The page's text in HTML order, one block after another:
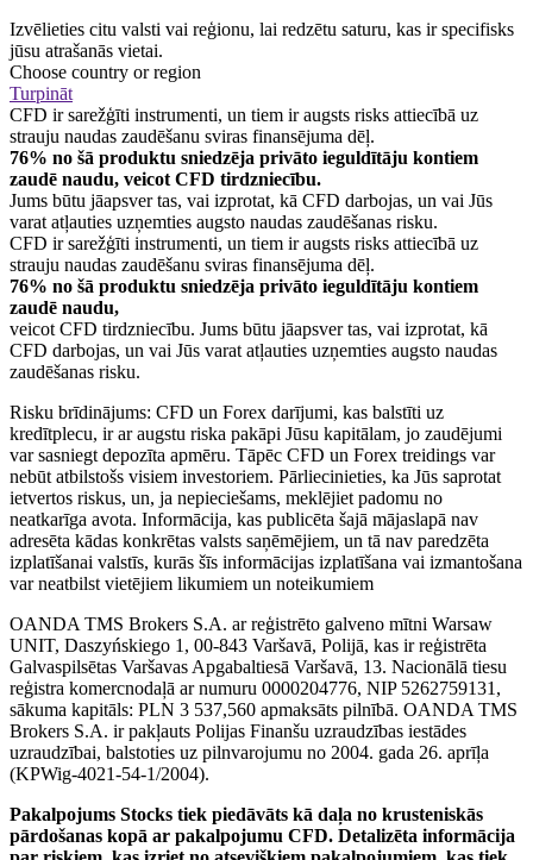
Izvēlieties citu valsti vai reģionu, lai redzētu saturu, kas ir specifisks
jūsu atrašanās vietai.
Choose country or region
Turpināt
CFD ir sarežģīti instrumenti, un tiem ir augsts risks attiecībā uz
strauju naudas zaudēšanu sviras finansējuma dēļ.
76% no šā produktu sniedzēja privāto ieguldītāju kontiem
zaudē naudu, veicot CFD tirdzniecību.
Jums būtu jāapsver tas, vai izprotat, kā CFD darbojas, un vai Jūs
varat atļauties uzņemties augsto naudas zaudēšanas risku.
CFD ir sarežģīti instrumenti, un tiem ir augsts risks attiecībā uz
strauju naudas zaudēšanu sviras finansējuma dēļ.
76% no šā produktu sniedzēja privāto ieguldītāju kontiem
zaudē naudu,
veicot CFD tirdzniecību. Jums būtu jāapsver tas, vai izprotat, kā
CFD darbojas, un vai Jūs varat atļauties uzņemties augsto naudas
zaudēšanas risku.
Risku brīdinājums: CFD un Forex darījumi, kas balstīti uz
kredītplecu, ir ar augstu riska pakāpi Jūsu kapitālam, jo zaudējumi
var sasniegt depozīta apmēru. Tāpēc CFD un Forex treidings var
nebūt atbilstošs visiem investoriem. Pārliecinieties, ka Jūs saprotat
ietvertos riskus, un, ja nepieciešams, meklējiet padomu no
neatkarīga avota. Informācija, kas publicēta šajā mājaslapā nav
adresēta kādas konkrētas valsts saņēmējiem, un tā nav paredzēta
izplatīšanai valstīs, kurās šīs informācijas izplatīšana vai izmantošana
var neatbilst vietējiem likumiem un noteikumiem
OANDA TMS Brokers S.A. ar reģistrēto galveno mītni Warsaw
UNIT, Daszyńskiego 1, 00-843 Varšavā, Polijā, kas ir reģistrēta
Galvaspilsētas Varšavas Apgabaltiesā Varšavā, 13. Nacionālā tiesu
reģistra komercnodaļā ar numuru 0000204776, NIP 5262759131,
sākuma kapitāls: PLN 3 537,560 apmaksāts pilnībā. OANDA TMS
Brokers S.A. ir pakļauts Polijas Finanšu uzraudzības iestādes
uzraudzībai, balstoties uz pilnvarojumu no 2004. gada 26. aprīļa
(KPWig-4021-54-1/2004).
Pakalpojums Stocks tiek piedāvāts kā daļa no krusteniskās
pārdošanas kopā ar pakalpojumu CFD. Detalizēta informācija